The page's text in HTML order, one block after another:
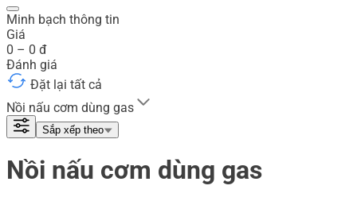
Minh bạch thông tin
Giá
0 – 0 đ
Đánh giá
Đặt lại tất cả
Nồi nấu cơm dùng gas
Sắp xếp theo
Nồi nấu cơm dùng gas